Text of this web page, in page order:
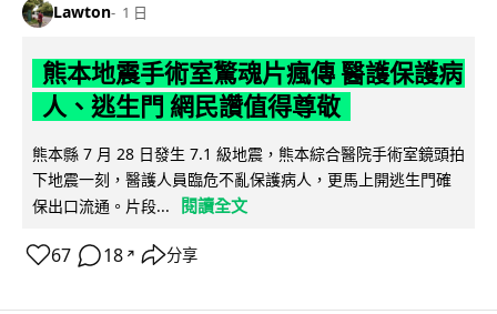
Lawton 1 日
熊本地震手術室驚魂片瘋傳 醫護保護病
人、逃生門 網民讚值得尊敬
熊本縣 7 月 28 日發生 7.1 級地震，熊本綜合醫院手術室鏡頭拍
下地震一刻，醫護人員臨危不亂保護病人，更馬上開逃生門確
保出口流通。片段...
閱讀全文
67 18 ↗ 分享